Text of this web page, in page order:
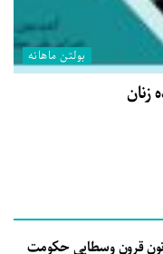
بولتن ماهانه
قرون وسطایی حکومت